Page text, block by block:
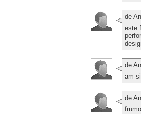
de
este
de
am
de